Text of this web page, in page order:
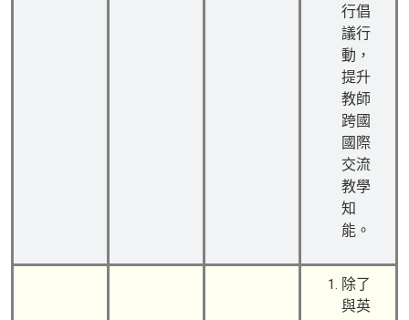
行倡
議行
動，
提升
教師
跨國
國際
交流
教學
知
能。
除了
與英